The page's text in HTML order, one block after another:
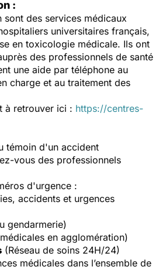
:
sont des services médicaux
universitaires français,
en toxicologie médicale. Ils ont
des professionnels de santé
une aide par téléphone au
charge et au traitement des
à retrouver ici : https://centres-
témoin d'un accident
vous des professionnels
d'urgence :
accidents et urgences
gendarmerie)
en agglomération)
(Réseau de soins 24H/24)
médicales dans l’ensemble de